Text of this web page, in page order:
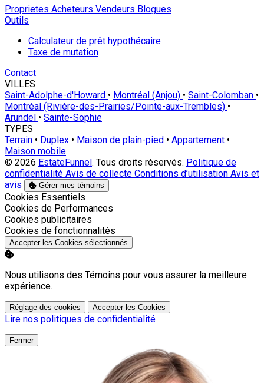
Proprietes Acheteurs Vendeurs Blogues
Outils
Calculateur de prêt hypothécaire
Taxe de mutation
Contact
VILLES
Saint-Adolphe-d'Howard • Montréal (Anjou) • Saint-Colomban •
Montréal (Rivière-des-Prairies/Pointe-aux-Trembles) •
Arundel • Sainte-Sophie
TYPES
Terrain • Duplex • Maison de plain-pied • Appartement •
Maison mobile
© 2026 EstateFunnel . Tous droits réservés. Politique de
confidentialité Avis de collecte Conditions d’utilisation Avis et
avis
Gérer mes témoins
Activer
Cookies Essentiels
Activer
Cookies de Performances
Activer
Cookies publicitaires
Activer
Cookies de fonctionnalités
Accepter les Cookies sélectionnés
Nous utilisons des Témoins pour vous assurer la meilleure
expérience.
Réglage des cookies Accepter les Cookies
Lire nos politiques de confidentialité
Fermer